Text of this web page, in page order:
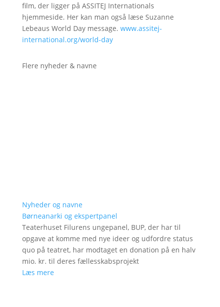
film, der ligger på ASSITEJ Internationals
hjemmeside. Her kan man også læse Suzanne
Lebeaus World Day message. www.assitej-
international.org/world-day
Flere nyheder & navne
Nyheder og navne
Børneanarki og ekspertpanel
Teaterhuset Filurens ungepanel, BUP, der har til
opgave at komme med nye ideer og udfordre status
quo på teatret, har modtaget en donation på en halv
mio. kr. til deres fællesskabsprojekt
Læs mere